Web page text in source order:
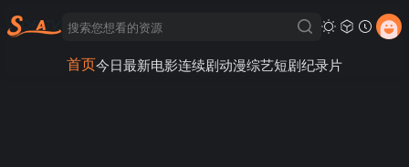
首页今日最新电影连续剧动漫综艺短剧纪录片